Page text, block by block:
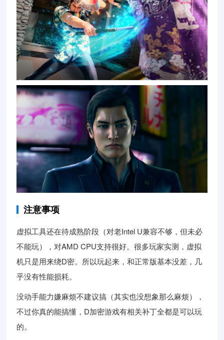
注意事项
虚拟工具还在待成熟阶段（对老Intel U兼容不够，但未必
不能玩），对AMD CPU支持很好。很多玩家实测，虚拟
机只是用来绕D密。所以玩起来，和正常版基本没差，几
乎没有性能损耗。
没动手能力嫌麻烦不建议搞（其实也没想象那么麻烦），
不过你真的能搞懂，D加密游戏有相关补丁全都是可以玩
的。